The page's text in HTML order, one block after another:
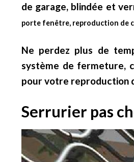
de garage, blindée et
porte fenêtre, reproduction de
Ne perdez plus de
système de fermeture,
pour votre reproduction
Serrurier pas